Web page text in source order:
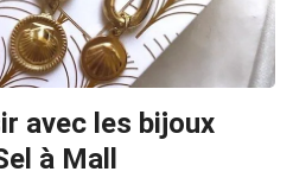
avec les bijoux
à Mall